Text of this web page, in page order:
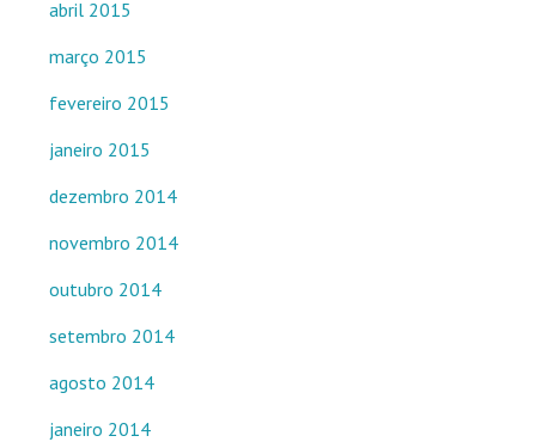
abril 2015
março 2015
fevereiro 2015
janeiro 2015
dezembro 2014
novembro 2014
outubro 2014
setembro 2014
agosto 2014
janeiro 2014